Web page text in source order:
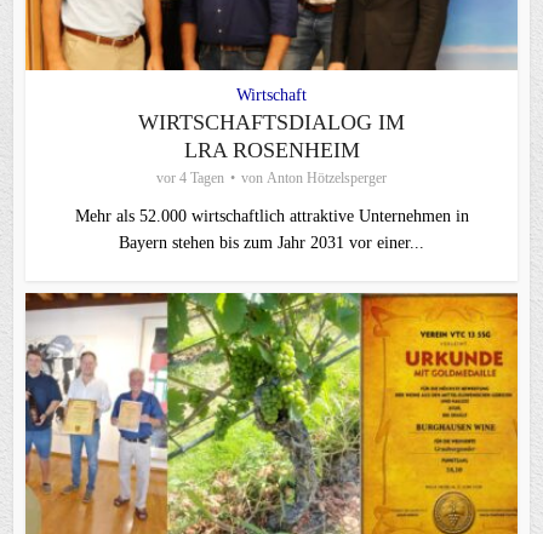
Wirtschaft
WIRTSCHAFTSDIALOG IM
LRA ROSENHEIM
vor 4 Tagen von Anton Hötzelsperger
Mehr als 52.000 wirtschaftlich attraktive Unternehmen in
Bayern stehen bis zum Jahr 2031 vor einer...